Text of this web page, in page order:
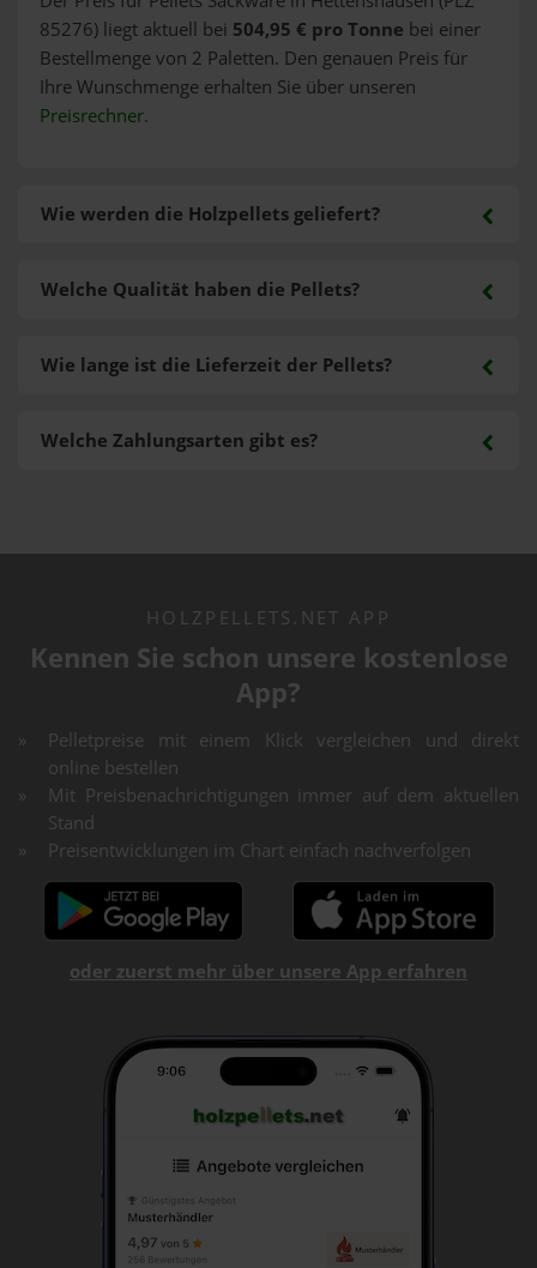
85276) liegt aktuell bei 504,95 € pro Tonne bei einer
Bestellmenge von 2 Paletten. Den genauen Preis für
Ihre Wunschmenge erhalten Sie über unseren
Preisrechner.
Wie werden die Holzpellets geliefert?
Welche Zahlungsarten gibt es?
Welche Qualität haben die Pellets?
Wie lange ist die Lieferzeit der Pellets?
HOLZPELLETS.NET APP
Kennen Sie schon unsere kostenlose
App?
Pelletpreise mit einem Klick vergleichen und direkt
online bestellen
Mit Preisbenachrichtigungen immer auf dem aktuellen
Stand
Preisentwicklungen im Chart einfach nachverfolgen
oder zuerst mehr über unsere App erfahren